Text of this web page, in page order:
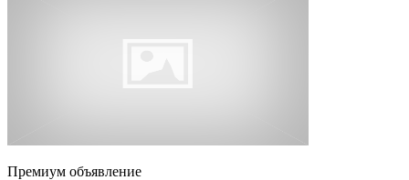
Премиум объявление